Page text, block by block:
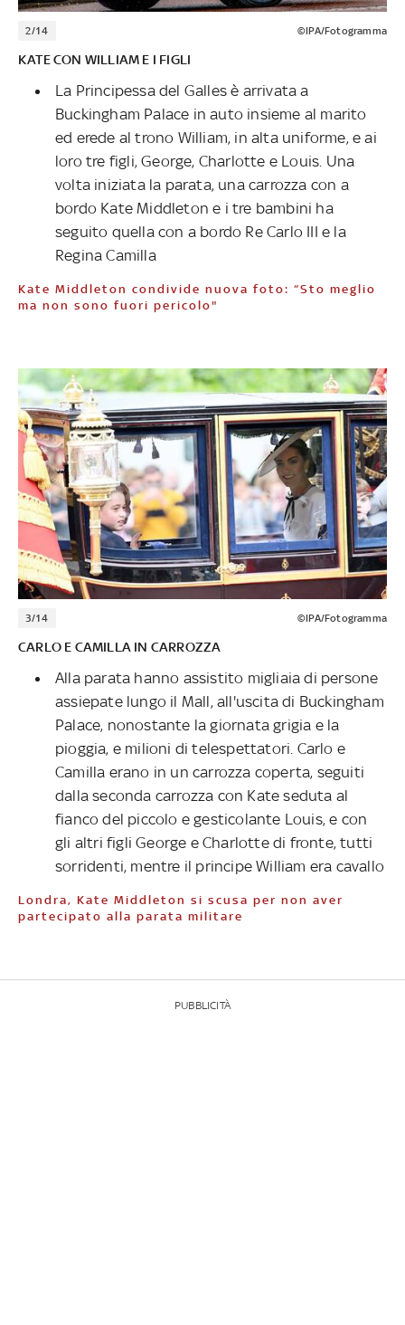
2/14 ©IPA/Fotogramma
KATE CON WILLIAM E I FIGLI
La Principessa del Galles è arrivata a
Buckingham Palace in auto insieme al marito
ed erede al trono William, in alta uniforme, e ai
loro tre figli, George, Charlotte e Louis. Una
volta iniziata la parata, una carrozza con a
bordo Kate Middleton e i tre bambini ha
seguito quella con a bordo Re Carlo III e la
Regina Camilla
Kate Middleton condivide nuova foto: “Sto meglio
ma non sono fuori pericolo"
3/14 ©IPA/Fotogramma
CARLO E CAMILLA IN CARROZZA
Alla parata hanno assistito migliaia di persone
assiepate lungo il Mall, all'uscita di Buckingham
Palace, nonostante la giornata grigia e la
pioggia, e milioni di telespettatori. Carlo e
Camilla erano in un carrozza coperta, seguiti
dalla seconda carrozza con Kate seduta al
fianco del piccolo e gesticolante Louis, e con
gli altri figli George e Charlotte di fronte, tutti
sorridenti, mentre il principe William era cavallo
Londra, Kate Middleton si scusa per non aver
partecipato alla parata militare
PUBBLICITÀ